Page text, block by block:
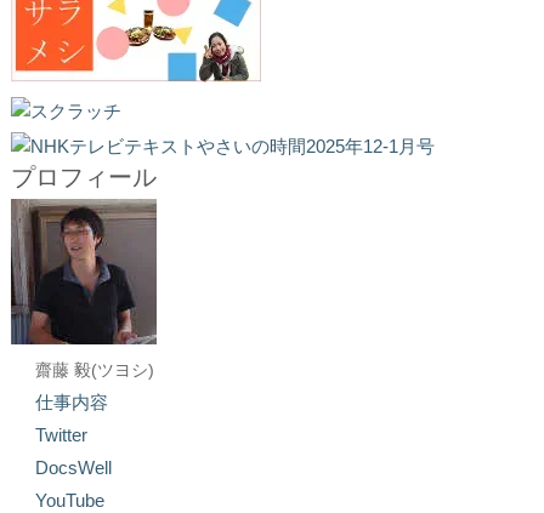
プロフィール
齋藤 毅(ツヨシ)
仕事内容
Twitter
DocsWell
YouTube